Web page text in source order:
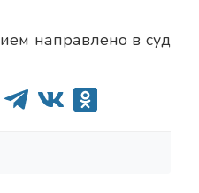
направлено в суд